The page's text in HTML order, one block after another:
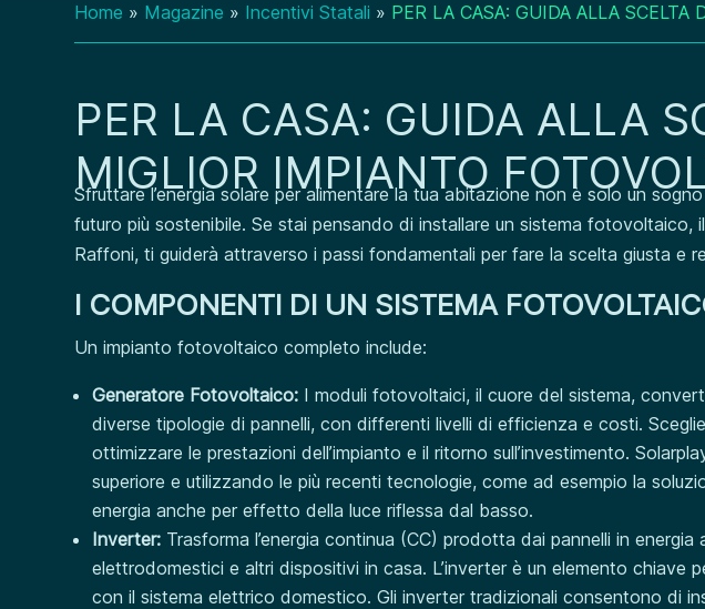
Home » Magazine » Incentivi Statali » PER LA CASA: GUIDA ALLA
PER LA CASA: GUIDA ALLA
MIGLIOR IMPIANTO
Sfruttare l’energia solare per alimentare la tua abitazione non è solo un
futuro più sostenibile. Se stai pensando di installare un sistema fotovoltaico,
Raffoni, ti guiderà attraverso i passi fondamentali per fare la scelta giusta e
I COMPONENTI DI UN SISTEMA
Un impianto fotovoltaico completo include:
Generatore Fotovoltaico: I moduli fotovoltaici, il cuore del sistema,
diverse tipologie di pannelli, con differenti livelli di efficienza e costi.
ottimizzare le prestazioni dell’impianto e il ritorno sull’investimento.
superiore e utilizzando le più recenti tecnologie, come ad esempio la
energia anche per effetto della luce riflessa dal basso.
Inverter: Trasforma l’energia continua (CC) prodotta dai pannelli in
elettrodomestici e altri dispositivi in casa. L’inverter è un elemento chiave
con il sistema elettrico domestico. Gli inverter tradizionali consentono di